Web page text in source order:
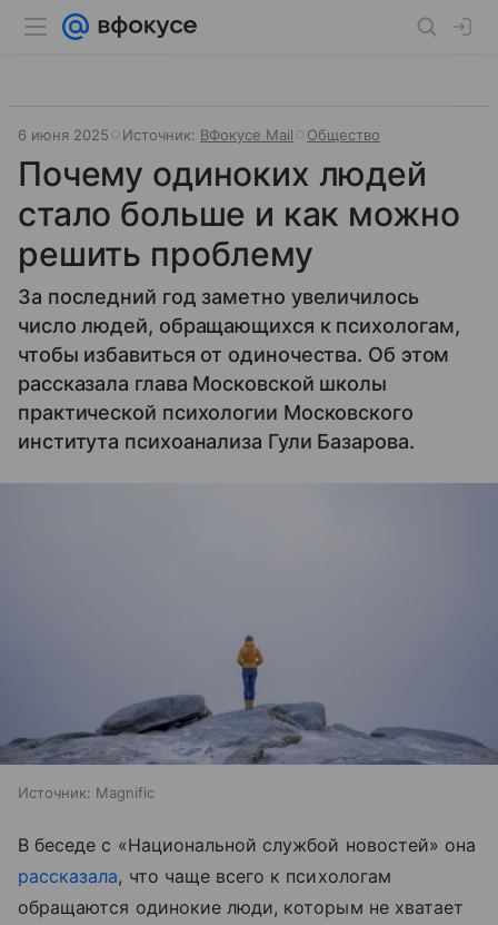
6 июня 2025 Источник: ВФокусе Mail Общество
Почему одиноких людей
стало больше и как можно
решить проблему
За последний год заметно увеличилось
число людей, обращающихся к психологам,
чтобы избавиться от одиночества. Об этом
рассказала глава Московской школы
практической психологии Московского
института психоанализа Гули Базарова.
Источник: Magnific
В беседе с «Национальной службой новостей» она
рассказала, что чаще всего к психологам
обращаются одинокие люди, которым не хватает